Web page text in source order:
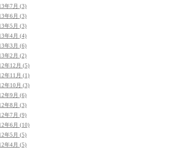
年7月 (3)
年6月 (3)
年5月 (3)
年4月 (4)
年3月 (6)
年2月 (2)
年12月 (5)
年11月 (1)
年10月 (3)
年9月 (6)
年8月 (3)
年7月 (9)
年6月 (10)
年5月 (5)
年4月 (5)